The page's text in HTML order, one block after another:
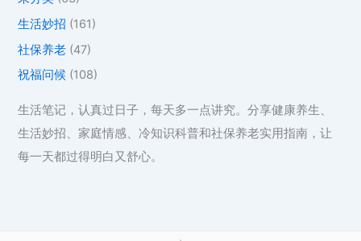
生活妙招 (161)
社保养老 (47)
祝福问候 (108)
生活笔记，认真过日子，每天多一点讲究。分享健康养生、
生活妙招、家庭情感、冷知识科普和社保养老实用指南，让
每一天都过得明白又舒心。